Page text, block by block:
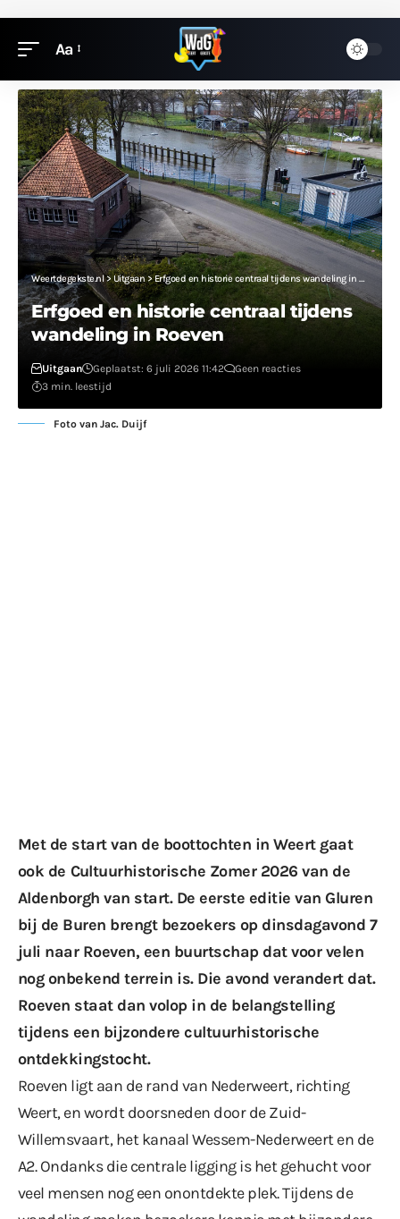
Aa
Weertdegekste.nl> Uitgaan>Erfgoed en historie centraal tijdens wandeling in Roeven
Erfgoed en historie centraal tijdens
wandeling in Roeven
Uitgaan Geplaatst: 6 juli 2026 11:42
Geen reacties
3 min. leestijd
Foto van Jac. Duijf
Met de start van de boottochten in Weert gaat
ook de Cultuurhistorische Zomer2026 van de
Aldenborgh van start. De eerste editie van Gluren
bij de Buren brengt bezoekers op dinsdagavond 7
juli naar Roeven, een buurtschap dat voor velen
nog onbekend terrein is. Die avond verandert dat.
Roeven staat dan volop in de belangstelling
tijdens een bijzondere cultuurhistorische
ontdekkingstocht.
Roeven ligt aan de rand van Nederweert, richting
Weert, en wordt doorsneden door de Zuid-
Willemsvaart, het kanaal Wessem-Nederweert en de
A2. Ondanks die centrale ligging is het gehucht voor
veel mensen nog een onontdekte plek. Tijdens de